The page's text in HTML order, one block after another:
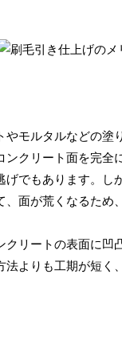
やモルタルなどの
クリート面を完
げでもあります。
面が荒くなるため
リートの表面に凹
よりも工期が短く